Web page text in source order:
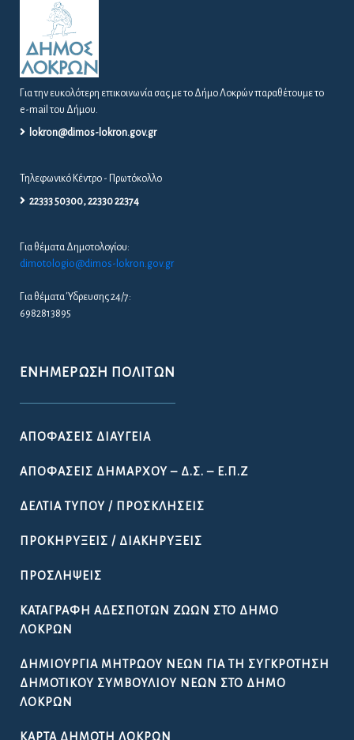
Για την ευκολότερη επικοινωνία σας με το Δήμο Λοκρών παραθέτουμε το
e-mail του Δήμου.
lokron@dimos-lokron.gov.gr
Τηλεφωνικό Κέντρο - Πρωτόκολλο
22333 50300, 22330 22374
Για θέματα Δημοτολογίου:
dimotologio@dimos-lokron.gov.gr
Για θέματα Ύδρευσης 24/7:
6982813895
ΕΝΗΜΈΡΩΣΗ ΠΟΛΙΤΏΝ
ΑΠΟΦΆΣΕΙΣ ΔΙΑΎΓΕΙΑ
ΑΠΟΦΆΣΕΙΣ ΔΗΜΆΡΧΟΥ – Δ.Σ. – Ε.Π.Ζ
ΔΕΛΤΊΑ ΤΎΠΟΥ / ΠΡΟΣΚΛΉΣΕΙΣ
ΠΡΟΚΗΡΎΞΕΙΣ / ΔΙΑΚΗΡΎΞΕΙΣ
ΠΡΟΣΛΉΨΕΙΣ
ΚΑΤΑΓΡΑΦΉ ΑΔΈΣΠΟΤΩΝ ΖΏΩΝ ΣΤΟ ΔΉΜΟ
ΛΟΚΡΏΝ
ΔΗΜΙΟΥΡΓΊΑ ΜΗΤΡΏΟΥ ΝΈΩΝ ΓΙΑ ΤΗ ΣΥΓΚΡΌΤΗΣΗ
ΔΗΜΟΤΙΚΟΎ ΣΥΜΒΟΥΛΊΟΥ ΝΈΩΝ ΣΤΟ ΔΉΜΟ
ΛΟΚΡΏΝ
ΚΆΡΤΑ ΔΗΜΌΤΗ ΛΟΚΡΏΝ